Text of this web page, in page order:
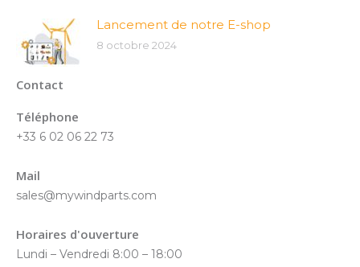
Lancement de notre E-shop
8 octobre 2024
Contact
Téléphone
+33 6 02 06 22 73
Mail
sales@mywindparts.com
Horaires d'ouverture
Lundi – Vendredi 8:00 – 18:00